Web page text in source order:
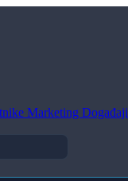
Marketing Događaji